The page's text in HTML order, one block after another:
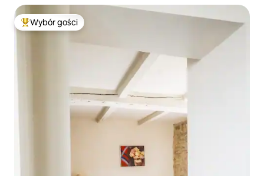
Najpopularniejsze z kategorii Wybór gości
Wybór gości